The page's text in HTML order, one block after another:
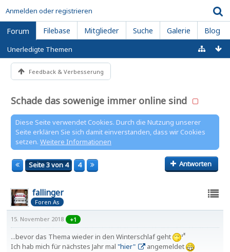
Anmelden oder registrieren
Forum Filebase Mitglieder Suche Galerie Blog
Unerledigte Themen
Feedback & Verbesserung
Schade das sowenige immer online sind
Diese Seite verwendet Cookies. Durch die Nutzung unserer
Seite erklären Sie sich damit einverstanden, dass wir Cookies
setzen. Weitere Informationen
Seite 3 von 4 4 Antworten
fallinger
Foren As
15. November 2018 +1
...bevor das Thema wieder in den Winterschlaf geht
Ich hab mich für nächstes Jahr mal "hier"
angemeldet